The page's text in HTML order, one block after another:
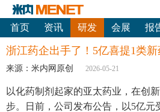
首页 资讯 研发 会展 报
浙江药企出手了！5亿喜提1类新
来源：米内网原创 2026-05-21
以化药制剂起家的亚太药业，在创
步。日前，公司发布公告，以5亿元